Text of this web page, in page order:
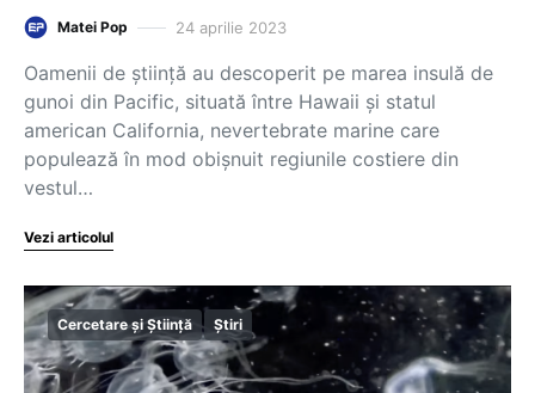
Matei Pop 24 aprilie 2023
Oamenii de ştiinţă au descoperit pe marea insulă de
gunoi din Pacific, situată între Hawaii şi statul
american California, nevertebrate marine care
populează în mod obişnuit regiunile costiere din
vestul…
Vezi articolul
Cercetare și Știință Știri